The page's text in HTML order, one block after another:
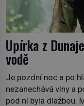
Upírka z
vodě
Je pozdní noc a po
nezanechává vlny a
pod ní byla dlažbou.